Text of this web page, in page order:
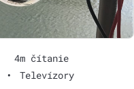
4m čítanie
• Televízory